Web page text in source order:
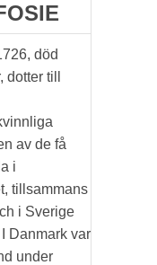
död
till
av de få
i
tillsammans
i Sverige
Danmark var
under